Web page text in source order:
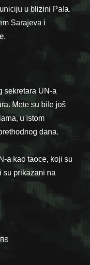
u blizini Pala.
Sarajeva i
sekretara UN-a
Mete su bile još
u istom
dana.
a kao taoce, koji su
su prikazani na